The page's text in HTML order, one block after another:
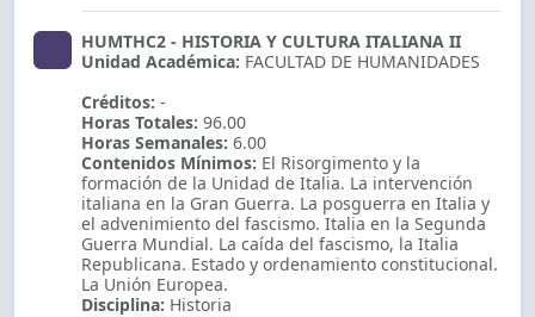
HUMTHC2 - HISTORIA Y CULTURA ITALIANA II
Unidad Académica: FACULTAD DE HUMANIDADES
Créditos: -
Horas Totales: 96.00
Horas Semanales: 6.00
Contenidos Mínimos: El Risorgimento y la
formación de la Unidad de Italia. La intervención
italiana en la Gran Guerra. La posguerra en Italia y
el advenimiento del fascismo. Italia en la Segunda
Guerra Mundial. La caída del fascismo, la Italia
Republicana. Estado y ordenamiento constitucional.
La Unión Europea.
Disciplina: Historia